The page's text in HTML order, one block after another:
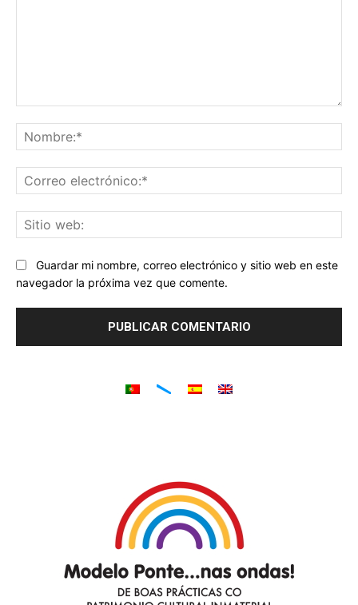
Guardar mi nombre, correo electrónico y sitio web en este
navegador la próxima vez que comente.